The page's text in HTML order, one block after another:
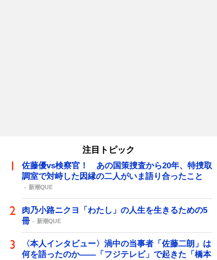
注目トピック
佐藤優vs検察官！ あの国策捜査から20年、特捜取
調室で対峙した因縁の二人がいま語り合ったこと
新潮QUE
肉乃小路ニクヨ「わたし」の人生を生きるための5
冊
新潮QUE
〈本人インタビュー〉渦中の当事者「佐藤二朗」は
何を語ったのか――「フジテレビ」で起きた「橋本